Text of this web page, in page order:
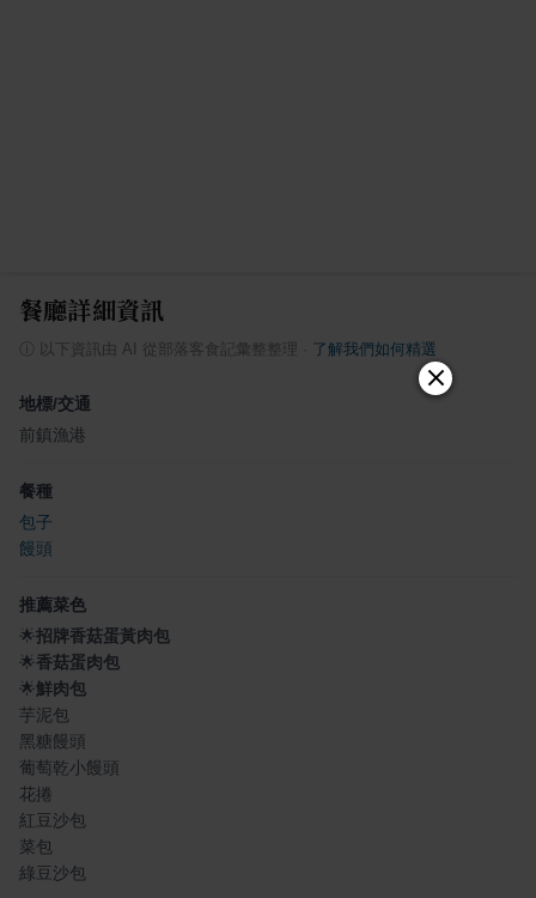
餐廳詳細資訊
以下資訊由 AI 從部落客食記彙整整理 了解我們如何精選
地標/交通
前鎮漁港
餐種
包子
饅頭
推薦菜色
🌟招牌香菇蛋黃肉包
🌟香菇蛋肉包
🌟鮮肉包
芋泥包
黑糖饅頭
葡萄乾小饅頭
花捲
紅豆沙包
菜包
綠豆沙包